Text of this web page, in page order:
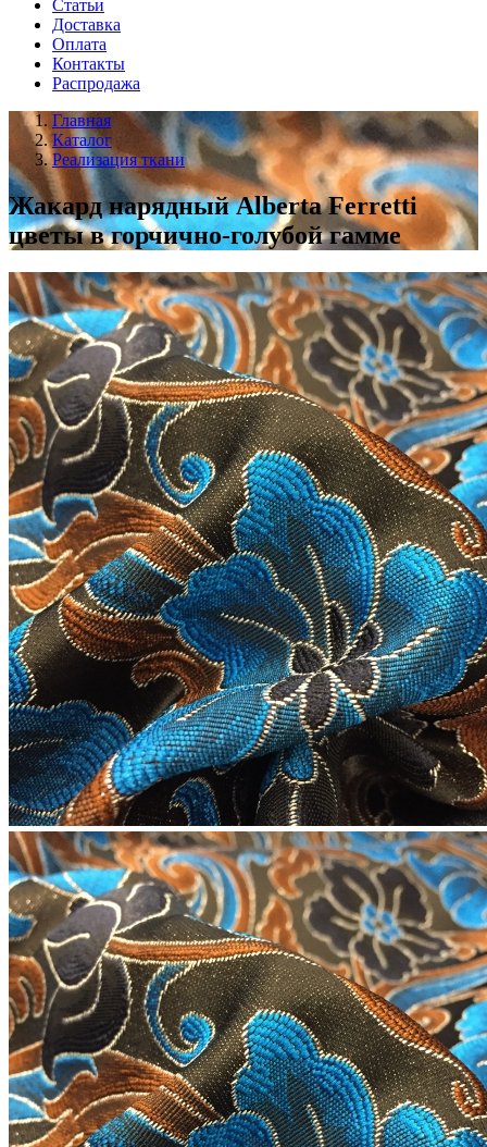
Статьи
Доставка
Оплата
Контакты
Распродажа
Главная
Каталог
Реализация ткани
Жакард нарядный Alberta Ferretti
цветы в горчично-голубой гамме